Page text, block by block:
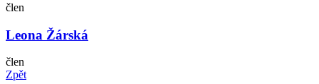
člen
Leona Žárská
člen
Zpět